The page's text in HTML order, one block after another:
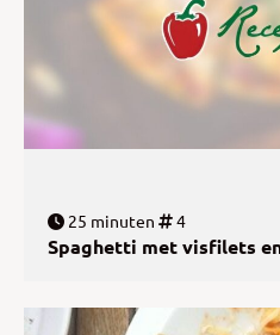
25 minuten 4
Spaghetti met visfilets